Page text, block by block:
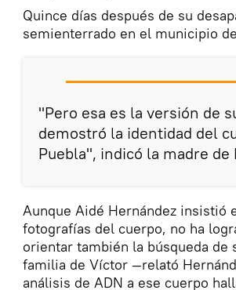
Quince días después de su
semienterrado en el municipio
"Pero esa es la versión de
demostró la identidad del
Puebla", indicó la madre de
Aunque Aidé Hernández insistió
fotografías del cuerpo, no ha
orientar también la búsqueda de
familia de Víctor —relató
análisis de ADN a ese cuerpo